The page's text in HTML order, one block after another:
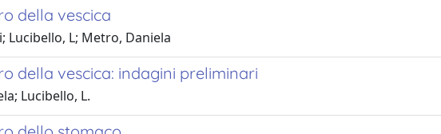
della vescica
Lucibello, L; Metro, Daniela
della vescica: indagini preliminari
Lucibello, L.